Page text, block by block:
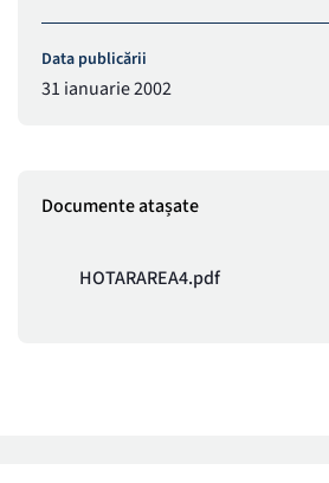
Data publicării
31 ianuarie 2002
Documente atașate
HOTARAREA4.pdf